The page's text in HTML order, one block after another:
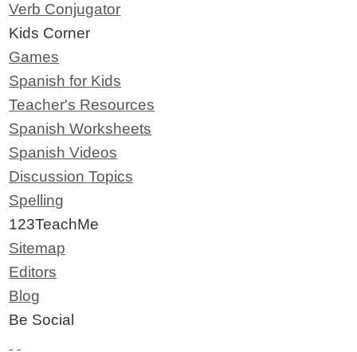
Verb Conjugator
Kids Corner
Games
Spanish for Kids
Teacher's Resources
Spanish Worksheets
Spanish Videos
Discussion Topics
Spelling
123TeachMe
Sitemap
Editors
Blog
Be Social